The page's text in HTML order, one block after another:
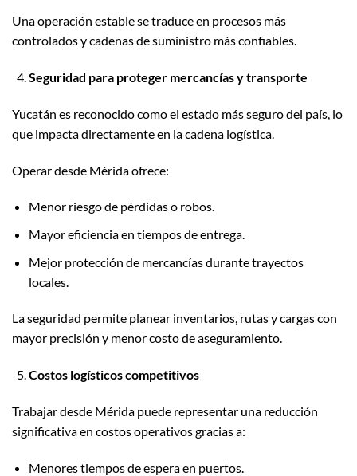
Una operación estable se traduce en procesos más
controlados y cadenas de suministro más confiables.
Seguridad para proteger mercancías y transporte
Yucatán es reconocido como el estado más seguro del país, lo
que impacta directamente en la cadena logística.
Operar desde Mérida ofrece:
Menor riesgo de pérdidas o robos.
Mayor eficiencia en tiempos de entrega.
Mejor protección de mercancías durante trayectos
locales.
La seguridad permite planear inventarios, rutas y cargas con
mayor precisión y menor costo de aseguramiento.
Costos logísticos competitivos
Trabajar desde Mérida puede representar una reducción
significativa en costos operativos gracias a:
Menores tiempos de espera en puertos.